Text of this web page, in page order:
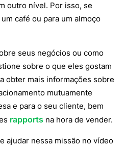
outro nível. Por isso, se
café ou para um almoço
seus negócios ou como
sobre o que eles gostam
obter mais informações sobre
mutuamente
e para o seu cliente, bem
rapports na hora de vender.
ajudar nessa missão no vídeo